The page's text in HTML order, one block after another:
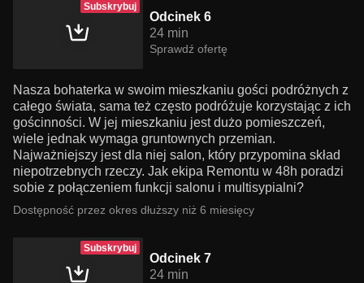
Subskrybuj
Odcinek 6
24 min
Sprawdź ofertę
Nasza bohaterka w swoim mieszkaniu gości podróżnych z
całego świata, sama też często podróżuje korzystając z ich
gościnności. W jej mieszkaniu jest dużo pomieszczeń,
wiele jednak wymaga gruntownych przemian.
Najważniejszy jest dla niej salon, który przypomina skład
niepotrzebnych rzeczy. Jak ekipa Remontu w 48h poradzi
sobie z połączeniem funkcji salonu i multisypialni?
Dostępność przez okres dłuższy niż 6 miesięcy
Subskrybuj
Odcinek 7
24 min